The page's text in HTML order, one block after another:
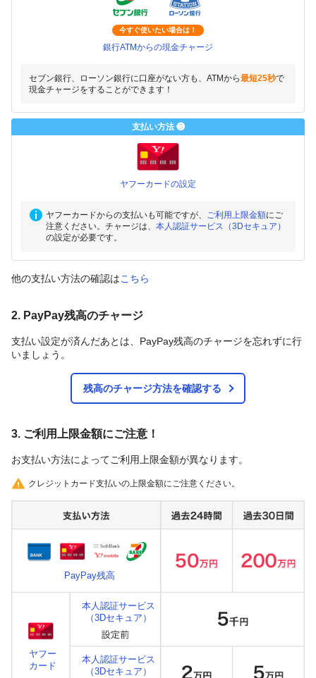
今すぐ使いたい場合は！
銀行ATMからの現金チャージ
セブン銀行、ローソン銀行に口座がない方も、ATMから最短25秒で
現金チャージをすることができます！
支払い方法 ❸
ヤフーカードの設定
ヤフーカードからの支払いも可能ですが、 ご利用上限金額にご
注意ください。チャージは、 本人認証サービス（3Dセキュア）
の設定が必要です。
他の支払い方法の確認はこちら
2. PayPay残高のチャージ
支払い設定が済んだあとは、PayPay残高のチャージを忘れずに行
いましょう。
残高のチャージ方法を確認する
3. ご利用上限金額にご注意！
お支払い方法によってご利用上限金額が異なります。
クレジットカード支払いの上限金額にご注意ください。
PayPay残高
ヤフー
カード
本人認証サービス
（3Dセキュア）
本人認証サービス
（3Dセキュア）